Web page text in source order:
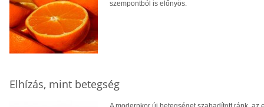
szempontból is előnyös.
Elhízás, mint betegség